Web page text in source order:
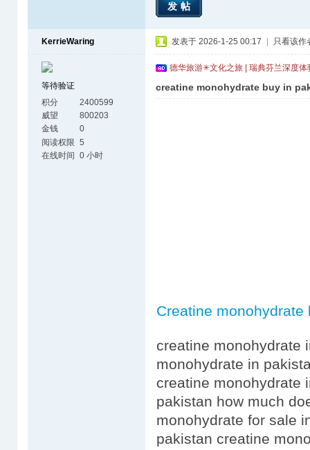
发帖
KerrieWaring
等待验证
积分
2400599
威望
800203
金钱
0
阅读权限 5
在线时间 0 小时
发表于 2026-1-25 00:17 只看该作
德华旅游✳文化之旅 | 瑞典芬兰深度
creatine monohydrate buy in
Creatine monohydrate
creatine monohydrate
monohydrate in
creatine monohydrate
pakistan how much
monohydrate for sale
pakistan creatine